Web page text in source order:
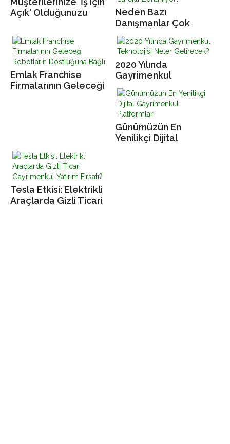
Açık' Olduğunuzu
Neden Bazı
Danışmanlar Çok
Başarılı İken Bazıları
Sürekli Zorlanıyor?
Emlak Franchise
Firmalarının Geleceği
2020 Yılında
Gayrimenkul
Teknolojisi Neler
Getirecek?
Günümüzün En
Yenilikçi Dijital
Tesla Etkisi: Elektrikli
Araçlarda Gizli Ticari